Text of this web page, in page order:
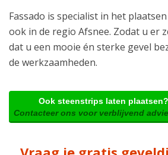
Fassado is specialist in het
ook in de regio Afsnee. Zodat u er
dat u een mooie én sterke gevel
de werkzaamheden.
Ook steenstrips laten
Contacteer ons voor verblijvend